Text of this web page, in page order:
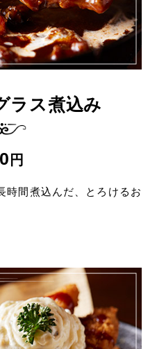
ラス煮込み
円
間煮込んだ、
とろけるお